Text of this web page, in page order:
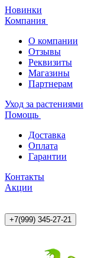
Новинки
Компания
О компании
Отзывы
Реквизиты
Магазины
Партнерам
Уход за растениями
Помощь
Доставка
Оплата
Гарантии
Контакты
Акции
+7(999) 345-27-21